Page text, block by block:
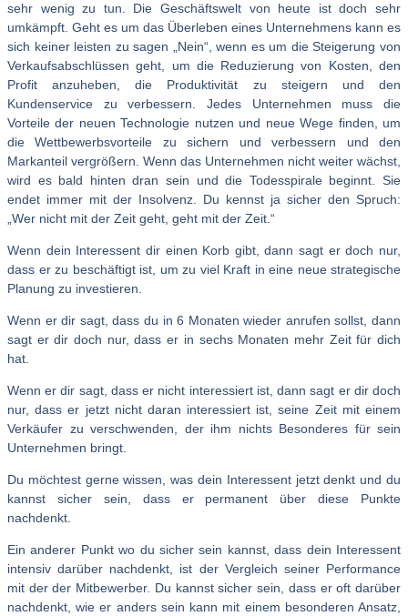
sehr wenig zu tun. Die Geschäftswelt von heute ist doch sehr
umkämpft. Geht es um das Überleben eines Unternehmens kann es
sich keiner leisten zu sagen „Nein“, wenn es um die Steigerung von
Verkaufsabschlüssen geht, um die Reduzierung von Kosten, den
Profit anzuheben, die Produktivität zu steigern und den
Kundenservice zu verbessern. Jedes Unternehmen muss die
Vorteile der neuen Technologie nutzen und neue Wege finden, um
die Wettbewerbsvorteile zu sichern und verbessern und den
Markanteil vergrößern. Wenn das Unternehmen nicht weiter wächst,
wird es bald hinten dran sein und die Todesspirale beginnt. Sie
endet immer mit der Insolvenz. Du kennst ja sicher den Spruch:
„Wer nicht mit der Zeit geht, geht mit der Zeit.“
Wenn dein Interessent dir einen Korb gibt, dann sagt er doch nur,
dass er zu beschäftigt ist, um zu viel Kraft in eine neue strategische
Planung zu investieren.
Wenn er dir sagt, dass du in 6 Monaten wieder anrufen sollst, dann
sagt er dir doch nur, dass er in sechs Monaten mehr Zeit für dich
hat.
Wenn er dir sagt, dass er nicht interessiert ist, dann sagt er dir doch
nur, dass er jetzt nicht daran interessiert ist, seine Zeit mit einem
Verkäufer zu verschwenden, der ihm nichts Besonderes für sein
Unternehmen bringt.
Du möchtest gerne wissen, was dein Interessent jetzt denkt und du
kannst sicher sein, dass er permanent über diese Punkte
nachdenkt.
Ein anderer Punkt wo du sicher sein kannst, dass dein Interessent
intensiv darüber nachdenkt, ist der Vergleich seiner Performance
mit der der Mitbewerber. Du kannst sicher sein, dass er oft darüber
nachdenkt, wie er anders sein kann mit einem besonderen Ansatz,